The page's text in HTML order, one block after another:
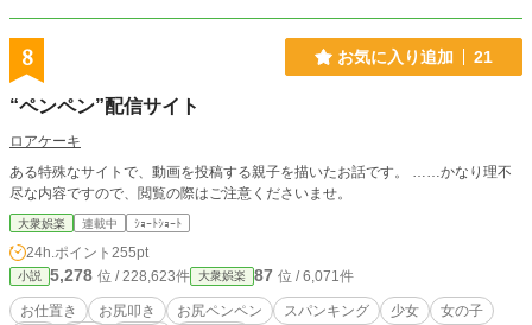
8 お気に入り追加 21
“ペンペン”配信サイト
ロアケーキ
ある特殊なサイトで、動画を投稿する親子を描いたお話です。 ……かなり理不
尽な内容ですので、閲覧の際はご注意くださいませ。
大衆娯楽 連載中 ｼｮｰﾄｼｮｰﾄ
24h.ポイント 255pt
小説 5,278 位 / 228,623件 大衆娯楽 87 位 / 6,071件
お仕置き お尻叩き お尻ペンペン スパンキング 少女
女の子